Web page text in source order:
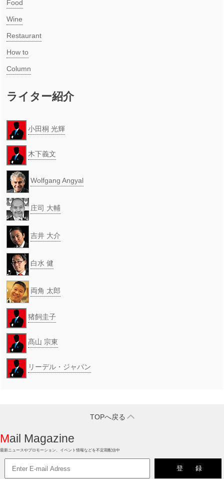
Food
Wine
Restaurant
How to
Column
ライター紹介
小田桐 光輝
木下義文
Wolfgang Angyal
庄司 大輔
吉井 大介
白水 健
両角 太郎
猪飼圭子
髙山 宗東
リーデル・ジャパン
TOPへ戻る
Mail Magazine
最新ニュースやプロモーション、イベント情報などを不定期配信中